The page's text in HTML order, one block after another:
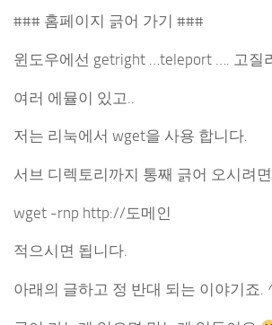
### 홈페이지 긁어 가기 ###
윈도우에선 getright …teleport ….
여러 에뮬이 있고..
저는 리눅에서 wget을 사용 합니
서브 디렉토리까지 통째 긁어 오
wget -rnp http://도메인
적으시면 됩니다.
아래의 글하고 정 반대 되는 이야